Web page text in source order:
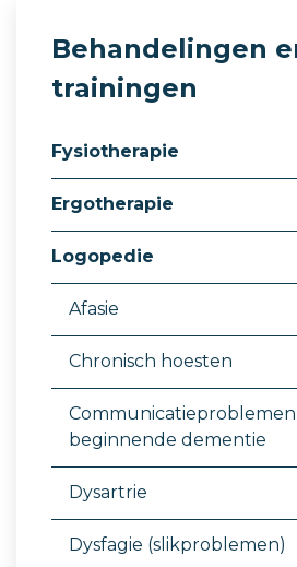
Behandelingen
trainingen
Fysiotherapie
Ergotherapie
Logopedie
Afasie
Chronisch hoesten
Communicatieproblemen
beginnende dementie
Dysartrie
Dysfagie (slikproblemen)